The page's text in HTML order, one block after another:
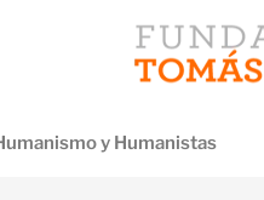
y Humanistas